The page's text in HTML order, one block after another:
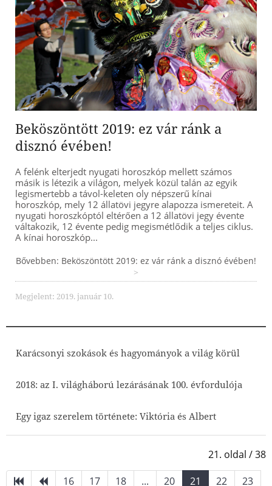
Beköszöntött 2019: ez vár ránk a
disznó évében!
A felénk elterjedt nyugati horoszkóp mellett számos
másik is létezik a világon, melyek közül talán az egyik
legismertebb a távol-keleten oly népszerű kínai
horoszkóp, mely 12 állatövi jegyre alapozza ismereteit. A
nyugati horoszkóptól eltérően a 12 állatövi jegy évente
váltakozik, 12 évente pedig megismétlődik a teljes ciklus.
A kínai horoszkóp...
Bővebben: Beköszöntött 2019: ez vár ránk a disznó évében!
Megjelent: 2019. január 10.
Karácsonyi szokások és hagyományok a világ körül
2018: az I. világháború lezárásának 100. évfordulója
Egy igaz szerelem története: Viktória és Albert
21. oldal / 38
16
17 18 ... 20 21 22
23